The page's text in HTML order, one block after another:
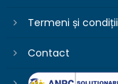
Termeni și condiții
Contact